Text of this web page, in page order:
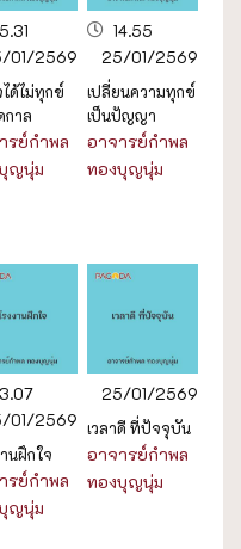
01/2569
ด้ไม่ทุกข์
กาล
รย์กำพล
ญนุ่ม
14.55
25/01/2569
เปลี่ยนความทุกข์
เป็นปัญญา
อาจารย์กำพล
ทองบุญนุ่ม
01/2569
นฝึกใจ
รย์กำพล
ญนุ่ม
25/01/2569
เวลาดี ที่ปัจจุบัน
อาจารย์กำพล
ทองบุญนุ่ม